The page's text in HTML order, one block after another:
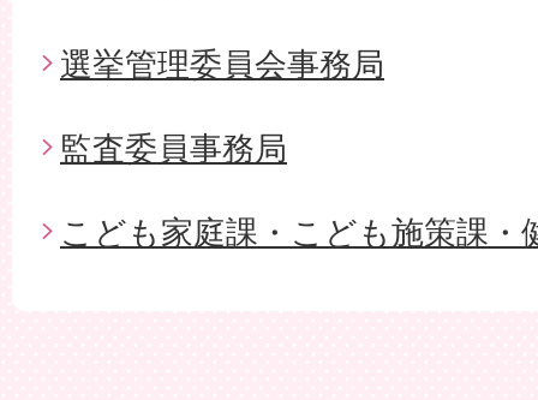
選挙管理委員会事務局
監査委員事務局
こども家庭課・こども施策課・